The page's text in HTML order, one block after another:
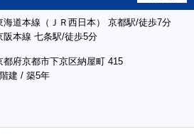
海道本線（ＪＲ西日本） 京都駅/徒歩7分
阪本線 七条駅/徒歩5分
都府京都市下京区納屋町 415
建 / 築5年